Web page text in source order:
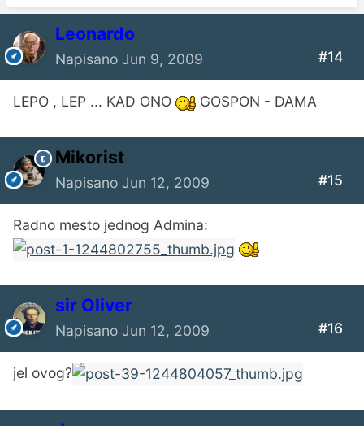
Leonardo
Napisano Jun 9, 2009 #14
LEPO , LEP ... KAD ONO GOSPON - DAMA
Mikorist
Napisano Jun 12, 2009 #15
Radno mesto jednog Admina:
sir Oliver
Napisano Jun 12, 2009 #16
jel ovog?